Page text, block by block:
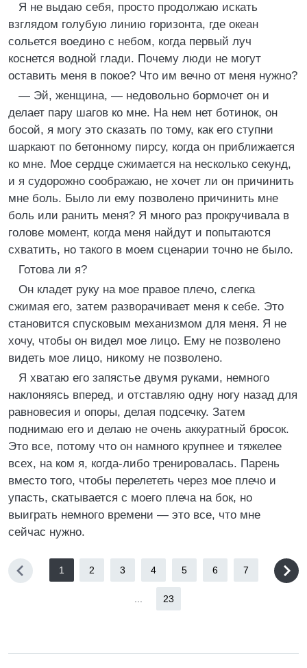
Я не выдаю себя, просто продолжаю искать
взглядом голубую линию горизонта, где океан
сольется воедино с небом, когда первый луч
коснется водной глади. Почему люди не могут
оставить меня в покое? Что им вечно от меня нужно?
— Эй, женщина, — недовольно бормочет он и
делает пару шагов ко мне. На нем нет ботинок, он
босой, я могу это сказать по тому, как его ступни
шаркают по бетонному пирсу, когда он приближается
ко мне. Мое сердце сжимается на несколько секунд,
и я судорожно соображаю, не хочет ли он причинить
мне боль. Было ли ему позволено причинить мне
боль или ранить меня? Я много раз прокручивала в
голове момент, когда меня найдут и попытаются
схватить, но такого в моем сценарии точно не было.
Готова ли я?
Он кладет руку на мое правое плечо, слегка
сжимая его, затем разворачивает меня к себе. Это
становится спусковым механизмом для меня. Я не
хочу, чтобы он видел мое лицо. Ему не позволено
видеть мое лицо, никому не позволено.
Я хватаю его запястье двумя руками, немного
наклоняясь вперед, и отставляю одну ногу назад для
равновесия и опоры, делая подсечку. Затем
поднимаю его и делаю не очень аккуратный бросок.
Это все, потому что он намного крупнее и тяжелее
всех, на ком я, когда-либо тренировалась. Парень
вместо того, чтобы перелететь через мое плечо и
упасть, скатывается с моего плеча на бок, но
выиграть немного времени — это все, что мне
сейчас нужно.
1 2 3 4 5 6 7
23